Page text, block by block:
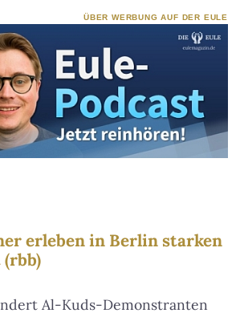
ÜBER WERBUNG AUF DER EULE
erleben in Berlin starken
Al-Kuds-Demonstranten